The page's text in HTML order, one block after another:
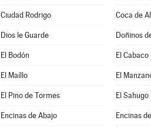
Ciudad Rodrigo Coca de
Dios le Guarde Doñinos
El Bodón El Cabaco
El Maíllo El
El Pino de Tormes El Sahugo
Encinas de Abajo Encinas